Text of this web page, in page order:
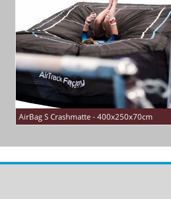
AirBag S Crashmatte - 400x250x70cm